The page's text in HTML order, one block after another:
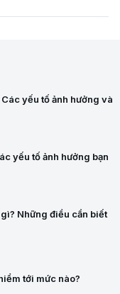
yếu tố ảnh hưởng và
yếu tố ảnh hưởng bạn
Những điều cần biết
tới mức nào?